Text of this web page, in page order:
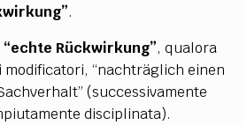
.
“echte Rückwirkung”, qualora
“nachträglich einen
(successivamente
disciplinata).